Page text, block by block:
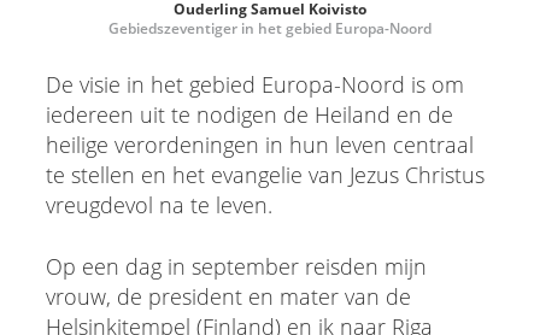
Ouderling Samuel Koivisto
Gebiedszeventiger in het gebied Europa-Noord
De visie in het gebied Europa-Noord is om
iedereen uit te nodigen de Heiland en de
heilige verordeningen in hun leven centraal
te stellen en het evangelie van Jezus Christus
vreugdevol na te leven.
Op een dag in september reisden mijn
vrouw, de president en mater van de
Helsinkitempel (Finland) en ik naar Riga